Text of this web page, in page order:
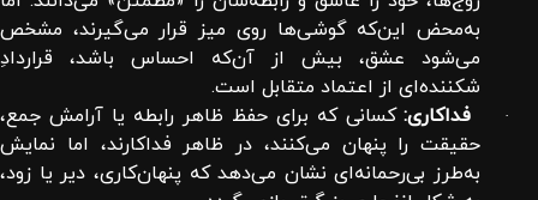
به‌محض این‌که گوشی‌ها روی میز قرار می‌گیرند، مشخص
می‌شود عشق، بیش از آن‌که احساس باشد، قراردادِ
شکننده‌ای از اعتماد متقابل است.
· فداکاری:کسانی که برای حفظ ظاهر رابطه یا آرامش جمع،
حقیقت را پنهان می‌کنند، در ظاهر فداکارند، اما نمایش
به‌طرز بی‌رحمانه‌ای نشان می‌دهد که پنهان‌کاری، دیر یا زود،